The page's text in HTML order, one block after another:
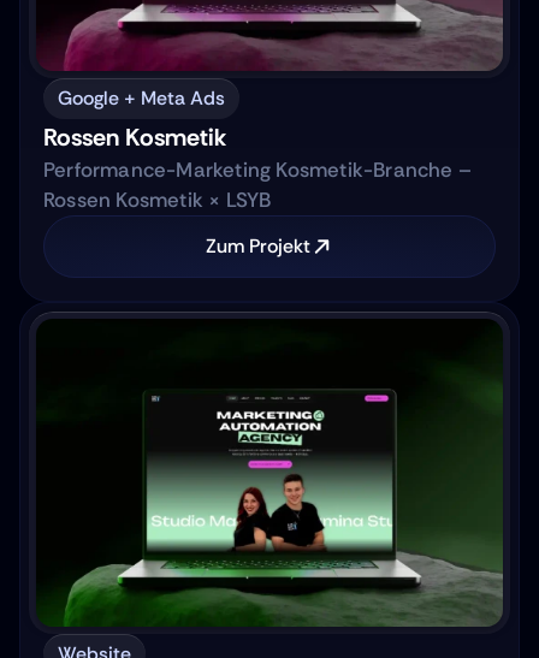
Rossen Kosmetik
Google + Meta Ads
Performance-Marketing Kosmetik-Branche –
Rossen Kosmetik × LSYB
Zum Projekt